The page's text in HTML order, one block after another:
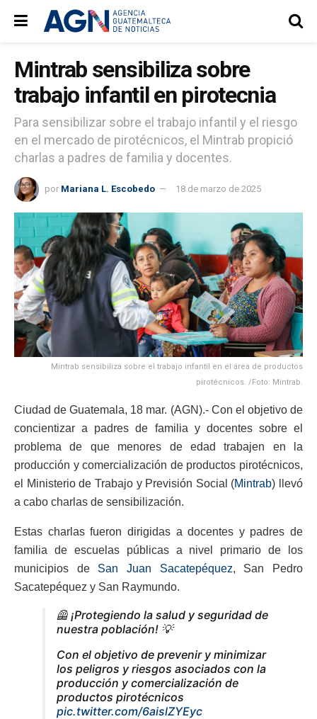
Mintrab sensibiliza sobre
trabajo infantil en pirotecnia
Para sensibilizar sobre el trabajo infantil y el riesgo
en el mercado de pirotécnicos, el Mintrab propició
charlas a padres de familia y docentes.
por Mariana L. Escobedo 18 de marzo de 2025
Mintrab sensibiliza sobre el trabajo infantil en el área de productos
pirotécnicos. /Foto: Mintrab.
Ciudad de Guatemala, 18 mar. (AGN).- Con el objetivo de
concientizar a padres de familia y docentes sobre el
problema de que menores de edad trabajen en la
producción y comercialización de productos pirotécnicos,
el Ministerio de Trabajo y Previsión Social (Mintrab) llevó
a cabo charlas de sensibilización.
Estas charlas fueron dirigidas a docentes y padres de
familia de escuelas públicas a nivel primario de los
municipios de San Juan Sacatepéquez, San Pedro
Sacatepéquez y San Raymundo.
🦺 ¡Protegiendo la salud y seguridad de
nuestra población! 💡
Con el objetivo de prevenir y minimizar
los peligros y riesgos asociados con la
producción y comercialización de
productos pirotécnicos
pic.twitter.com/6aislZYEyc